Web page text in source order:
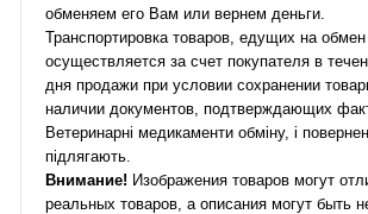
обменяем его Вам или вернем деньги.
Транспортировка товаров, едущих на обмен
осуществляется за счет покупателя в
дня продажи при условии сохранении
наличии документов, подтверждающих
Ветеринарні медикаменти обміну, і
підлягають.
Внимание! Изображения товаров могут
реальных товаров, а описания могут быть